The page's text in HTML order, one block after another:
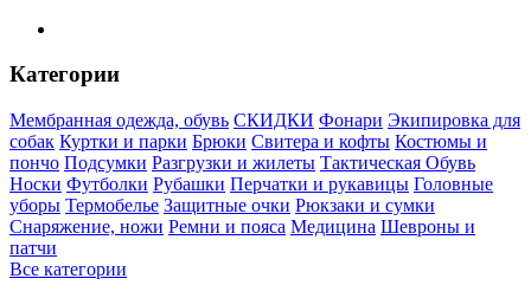
Категории
Мембранная одежда, обувь СКИДКИ Фонари Экипировка для
собак Куртки и парки Брюки Свитера и кофты Костюмы и
пончо Подсумки Разгрузки и жилеты Тактическая Обувь
Носки Футболки Рубашки Перчатки и рукавицы Головные
уборы Термобелье Защитные очки Рюкзаки и сумки
Снаряжение, ножи Ремни и пояса Медицина Шевроны и
патчи
Все категории